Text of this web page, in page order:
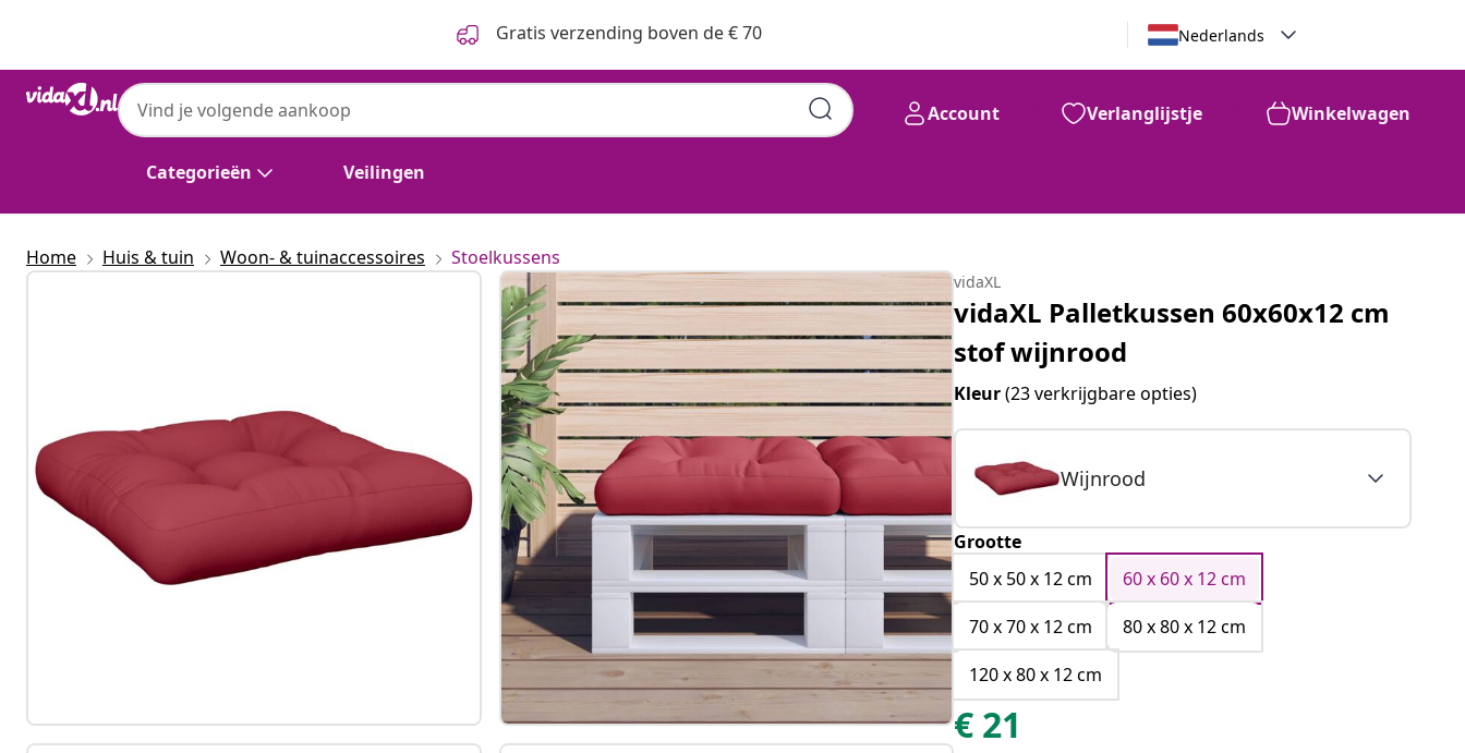
Gratis verzending boven de € 70 Nederlands
Categorieën Veilingen
Account Verlanglijstje Winkelwagen
Home Huis & tuin Woon- & tuinaccessoires Stoelkussens
vidaXL
vidaXL Palletkussen 60x60x12 cm
stof wijnrood
Kleur(23 verkrijgbare opties)
Wijnrood
Grootte
50 x 50 x 12 cm
60 x 60 x 12 cm
70 x 70 x 12 cm
80 x 80 x 12 cm
120 x 80 x 12 cm
€ 21